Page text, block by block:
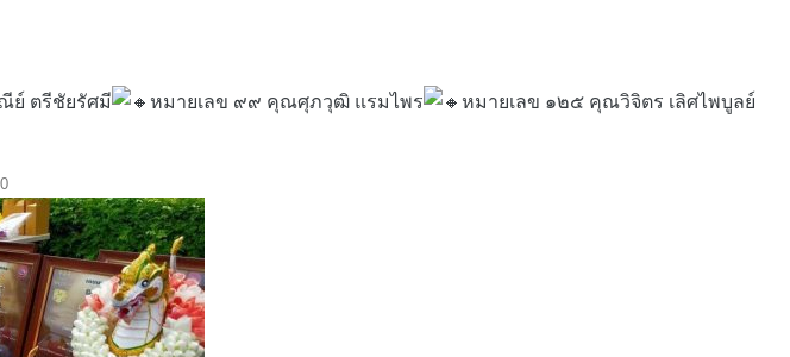
ย์ ตรีชัยรัศมี หมายเลข ๙๙ คุณศุภวุฒิ แรมไพร
หมายเลข ๑๒๕ คุณวิจิตร เลิศไพบูลย์